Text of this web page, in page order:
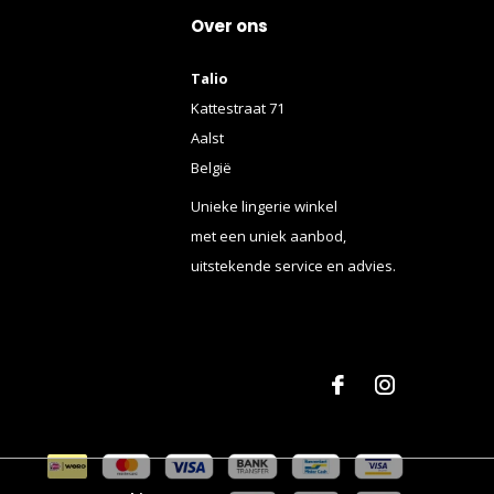
Over ons
Talio
Kattestraat 71
Aalst
België
Unieke lingerie winkel
met een uniek aanbod,
uitstekende service en advies.